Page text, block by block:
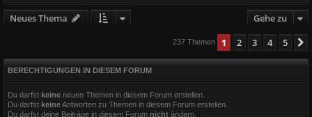
Neues Thema Gehe zu
237 Themen 1 2 3 4 5
BERECHTIGUNGEN IN DIESEM FORUM
Du darfst keine neuen Themen in diesem Forum erstellen.
Du darfst keineAntworten zu Themen in diesem Forum erstellen.
Du darfst deine Beiträge in diesem Forum nicht ändern.